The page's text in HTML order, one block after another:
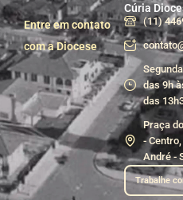
Entre em contato
com a Diocese
Cúria
(11)
das 9h
das
Praça
-
André -
Trabalhe